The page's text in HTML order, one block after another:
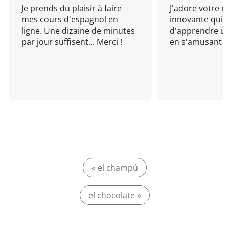
Je prends du plaisir à faire
mes cours d'espagnol en
ligne. Une dizaine de minutes
par jour suffisent... Merci !
J'adore votre
innovante qui
d'apprendre
en s'amusant !
« el champú
el chocolate »